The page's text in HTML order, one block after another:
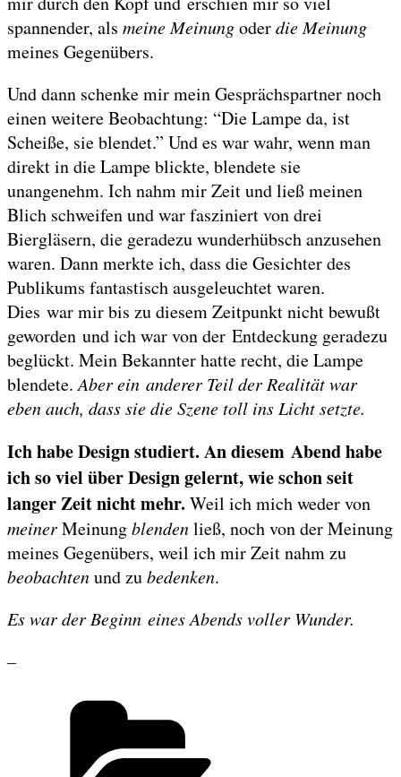
spannender, als meine Meinungoderdie Meinung
meines Gegenübers.
Und dann schenke mir mein Gesprächspartner noch
einen weitere Beobachtung: “Die Lampe da, ist
Scheiße, sie blendet.” Und es war wahr, wenn man
direkt in die Lampe blickte, blendete sie
unangenehm. Ich nahm mir Zeit und ließ meinen
Blich schweifen und war fasziniert von drei
Biergläsern, die geradezu wunderhübsch anzusehen
waren. Dann merkte ich, dass die Gesichter des
Publikums fantastisch ausgeleuchtet waren.
Dies war mir bis zu diesem Zeitpunkt nicht bewußt
geworden und ich war von der Entdeckung geradezu
beglückt. Mein Bekannter hatte recht, die Lampe
blendete.Aber ein anderer Teil der Realität war
eben auch, dass sie die Szene toll ins Licht setzte.
Ich habe Design studiert. An diesem Abend habe
ich so viel über Design gelernt, wie schon seit
langer Zeit nicht mehr. Weil ich mich weder von
meinerMeinungblendenließ, noch von der Meinung
meines Gegenübers, weil ich mir Zeit nahm zu
beobachtenund zubedenken.
Es war der Beginn eines Abends voller Wunder.
–